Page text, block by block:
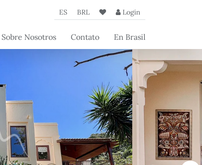
ES BRL Login
Sobre Nosotros Contato En Brasil